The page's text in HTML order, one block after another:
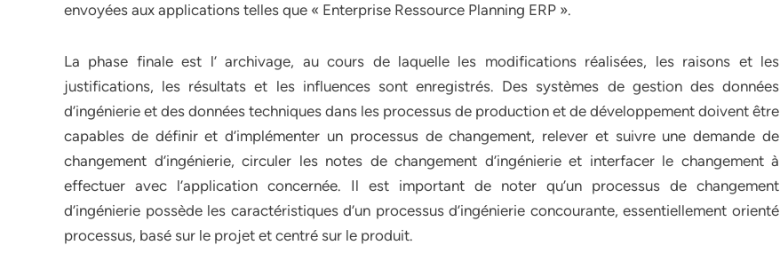
envoyées aux applications telles que « Enterprise Ressource Planning ERP ».
La phase finale est l’ archivage, au cours de laquelle les modifications réalisées, les raisons et les
justifications, les résultats et les influences sont enregistrés. Des systèmes de gestion des données
d’ingénierie et des données techniques dans les processus de production et de développement doivent être
capables de définir et d’implémenter un processus de changement, relever et suivre une demande de
changement d’ingénierie, circuler les notes de changement d’ingénierie et interfacer le changement à
effectuer avec l’application concernée. Il est important de noter qu’un processus de changement
d’ingénierie possède les caractéristiques d’un processus d’ingénierie concourante, essentiellement orienté
processus, basé sur le projet et centré sur le produit.